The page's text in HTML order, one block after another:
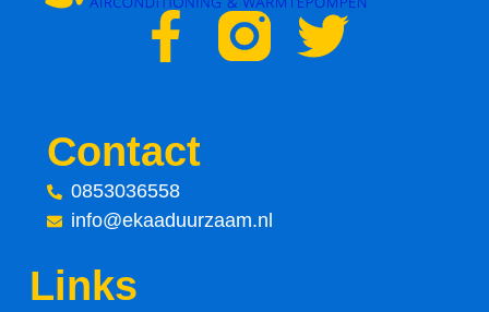
F
c
e
b
T
Contact
0853036558
info@ekaaduurzaam.nl
Links